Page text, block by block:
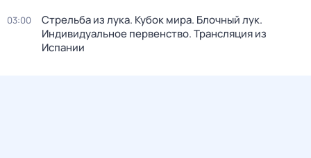
03:00
Стрельба из лука. Кубок мира. Блочный лук.
Индивидуальное первенство. Трансляция из
Испании